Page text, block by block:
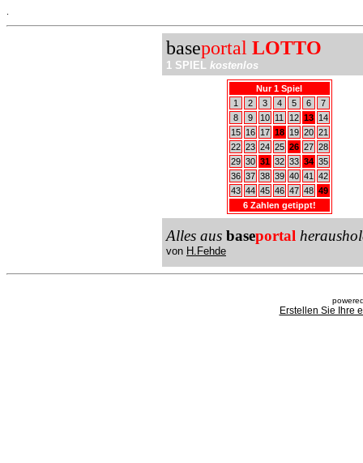
baseportal LOTTO
1 SPIEL kostenlos
Nur 1 Spiel
1
2 3 4 5 6
7
8
9 10 11 12 13
14
15
16 17 18 19 20 21
22 23 24 25 26 27 28
29 30 31 32 33 34 35
36 37 38 39 40 41
42
43 44 45 46 47 48 49
6 Zahlen getippt!
Alles aus baseportal
von H.Fehde
Erstellen Sie Ihre